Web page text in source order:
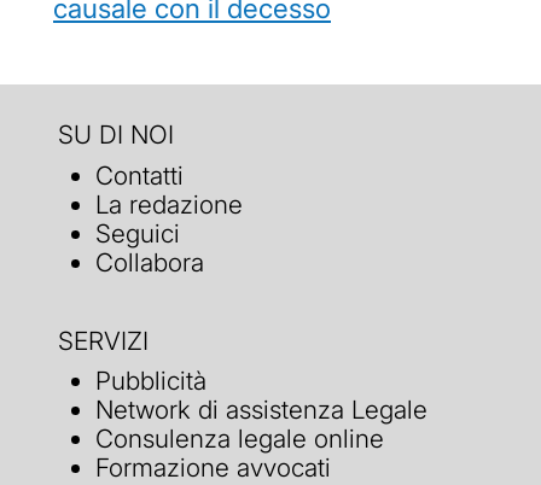
causale con il decesso
SU DI NOI
Contatti
La redazione
Seguici
Collabora
SERVIZI
Pubblicità
Network di assistenza Legale
Consulenza legale online
Formazione avvocati